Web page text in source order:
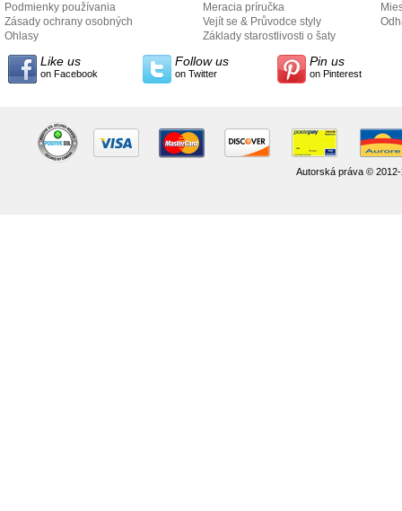
Podmienky používania
Zásady ochrany osobných
údajov
Ohlasy
Meracia príručka
Vejít se & Průvodce styly
Základy starostlivosti o šaty
Like us
on Facebook
Follow us
on Twitter
Pin us
on Pinterest
Autorská práva ©